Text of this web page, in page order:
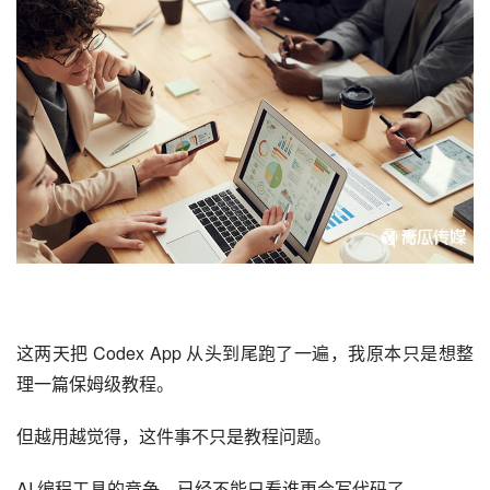
这两天把 Codex App 从头到尾跑了一遍，我原本只是想整
理一篇保姆级教程。
但越用越觉得，这件事不只是教程问题。